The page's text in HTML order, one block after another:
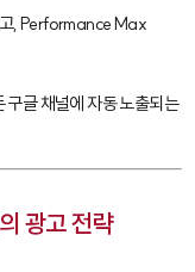
,Performance Max
구글 채널에 자동 노출되는
광고 전략